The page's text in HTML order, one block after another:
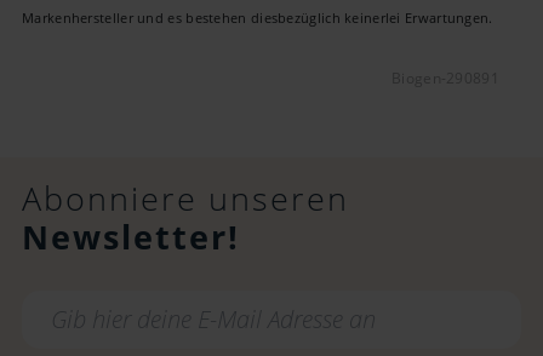
Markenhersteller und es bestehen diesbezüglich keinerlei Erwartungen.
Abonniere unseren
Newsletter!